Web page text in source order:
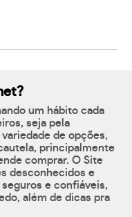
um hábito cada
seja pela
de opções,
principalmente
comprar. O Site
desconhecidos e
e confiáveis,
além de dicas pra